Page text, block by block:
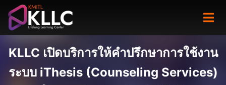
content
KLLC เปิดบริการให้คำปรึกษาการใช้งาน
ระบบ iThesis (Counseling Services)